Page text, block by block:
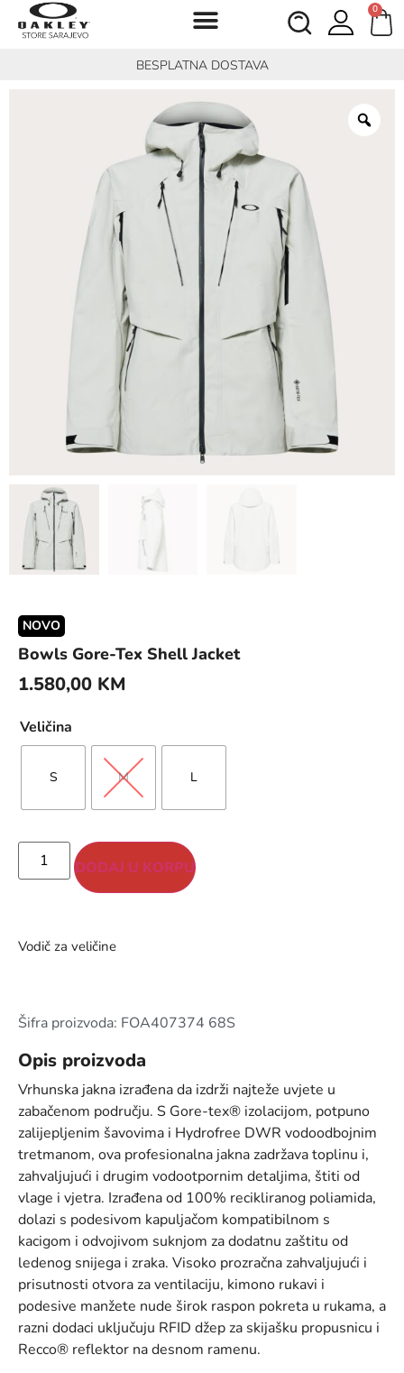
0
BESPLATNA DOSTAVA
NOVO
Bowls Gore-Tex Shell Jacket
1.580,00 KM
Veličina
S M L
DODAJ U KORPU
Vodič za veličine
Šifra proizvoda: FOA407374 68S
Opis proizvoda
Vrhunska jakna izrađena da izdrži najteže uvjete u
zabačenom području. S Gore-tex® izolacijom, potpuno
zalijepljenim šavovima i Hydrofree DWR vodoodbojnim
tretmanom, ova profesionalna jakna zadržava toplinu i,
zahvaljujući i drugim vodootpornim detaljima, štiti od
vlage i vjetra. Izrađena od 100% recikliranog poliamida,
dolazi s podesivom kapuljačom kompatibilnom s
kacigom i odvojivom suknjom za dodatnu zaštitu od
ledenog snijega i zraka. Visoko prozračna zahvaljujući i
prisutnosti otvora za ventilaciju, kimono rukavi i
podesive manžete nude širok raspon pokreta u rukama, a
razni dodaci uključuju RFID džep za skijašku propusnicu i
Recco® reflektor na desnom ramenu.